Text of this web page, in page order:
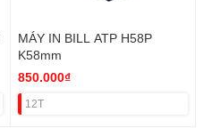
MÁY IN BILL ATP H58P
K58mm
850.000₫
12T